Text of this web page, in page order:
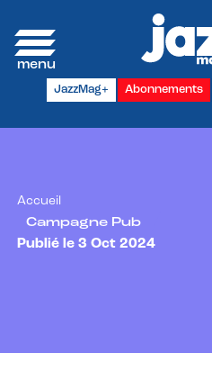
JazzMag+ Abonnements
Accueil
Campagne Pub
Publié le 3 Oct 2024